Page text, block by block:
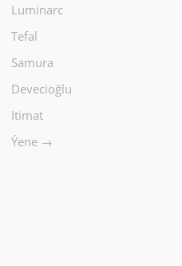
Luminarc
Tefal
Samura
Devecioğlu
Itimat
Ýene →